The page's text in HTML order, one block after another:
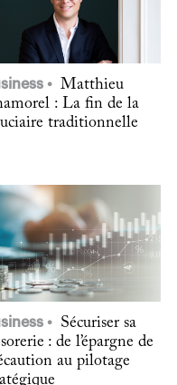
Matthieu
: La fin de la
traditionnelle
Sécuriser sa
: de l’épargne de
au pilotage